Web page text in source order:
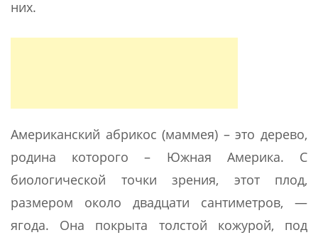
них.
Американский абрикос (маммея) – это дерево,
родина которого – Южная Америка. С
биологической точки зрения, этот плод,
размером около двадцати сантиметров, —
ягода. Она покрыта толстой кожурой, под